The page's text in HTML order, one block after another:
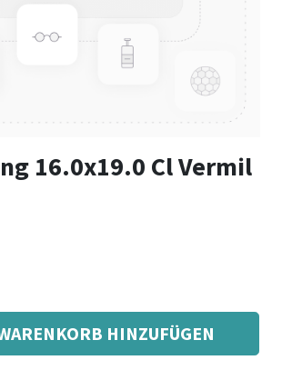
16.0x19.0 Cl Vermil
HINZUFÜGEN